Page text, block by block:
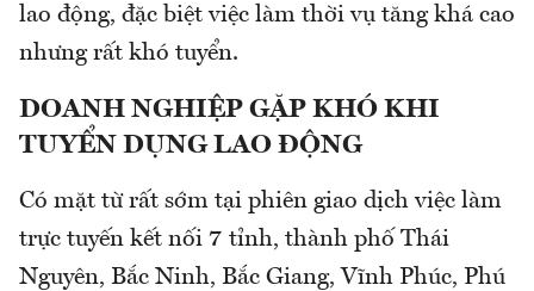
lao động, đặc biệt việc làm thời vụ tăng khá cao
nhưng rất khó tuyển.
DOANH NGHIỆP GẶP KHÓ KHI
TUYỂN DỤNG LAO ĐỘNG
Có mặt từ rất sớm tại phiên giao dịch việc làm
trực tuyến kết nối 7 tỉnh, thành phố Thái
Nguyên, Bắc Ninh, Bắc Giang, Vĩnh Phúc, Phú